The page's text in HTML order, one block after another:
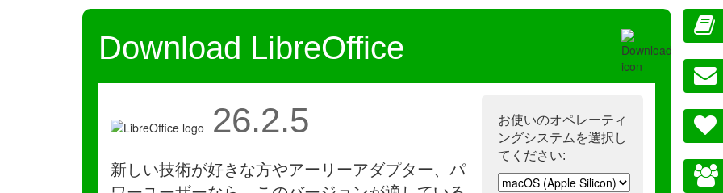
Download LibreOffice
お使いのオペレーティ
ングシステムを選択し
てください:
26.2.5
新しい技術が好きな方やアーリーアダプター、パ